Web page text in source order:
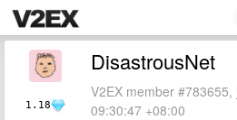
1.18
DisastrousNet
V2EX member
09:30:47 +08:00